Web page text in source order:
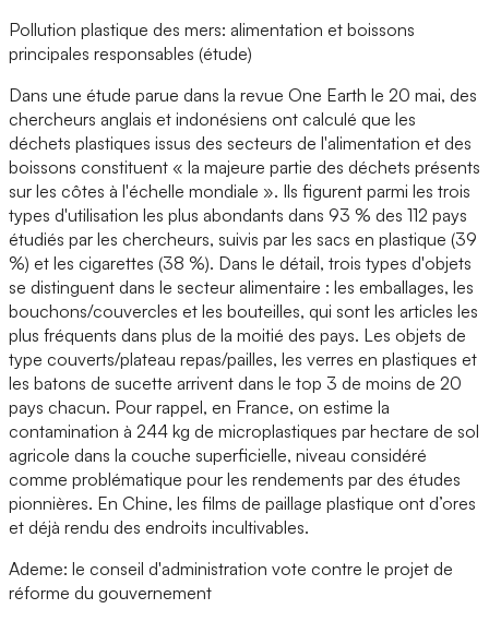
Pollution plastique des mers: alimentation et boissons
principales responsables (étude)
Dans une étude parue dans la revue One Earth le 20 mai, des
chercheurs anglais et indonésiens ont calculé que les
déchets plastiques issus des secteurs de l'alimentation et des
boissons constituent « la majeure partie des déchets présents
sur les côtes à l'échelle mondiale ». Ils figurent parmi les trois
types d'utilisation les plus abondants dans 93 % des 112 pays
étudiés par les chercheurs, suivis par les sacs en plastique (39
%) et les cigarettes (38 %). Dans le détail, trois types d'objets
se distinguent dans le secteur alimentaire : les emballages, les
bouchons/couvercles et les bouteilles, qui sont les articles les
plus fréquents dans plus de la moitié des pays. Les objets de
type couverts/plateau repas/pailles, les verres en plastiques et
les batons de sucette arrivent dans le top 3 de moins de 20
pays chacun. Pour rappel, en France, on estime la
contamination à 244 kg de microplastiques par hectare de sol
agricole dans la couche superficielle, niveau considéré
comme problématique pour les rendements par des études
pionnières. En Chine, les films de paillage plastique ont d’ores
et déjà rendu des endroits incultivables.
Ademe: le conseil d'administration vote contre le projet de
réforme du gouvernement